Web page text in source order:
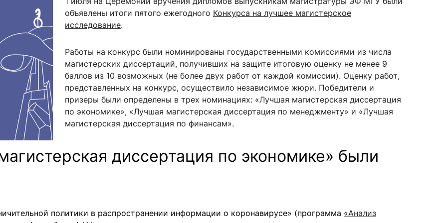
Закрепление
и трудоустройство
трудоустройству
/ мероприятия
Информационные ресурсы
Читальный зал
Электронные и цифровые базы
Издания факультета
Учебная полка
ИИ в образовании
Студентам
Преподавателям
факультета»
«Экономика»
Контакты
объявлены итоги пятого ежегодного Конкурса на лучшее магистерское
исследование.
Работы на конкурс были номинированы государственными комиссиями из числа
магистерских диссертаций, получивших на защите итоговую оценку не менее 9
баллов из 10 возможных (не более двух работ от каждой комиссии). Оценку работ,
представленных на конкурс, осуществило независимое жюри. Победители и
призеры были определены в трех номинациях: «Лучшая магистерская диссертация
по экономике», «Лучшая магистерская диссертация по менеджменту» и «Лучшая
магистерская диссертация по финансам».
диссертация по экономике» были
политики в распространении информации о коронавирусе» (программа «Анализ